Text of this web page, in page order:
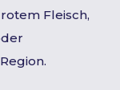
Fleisch,